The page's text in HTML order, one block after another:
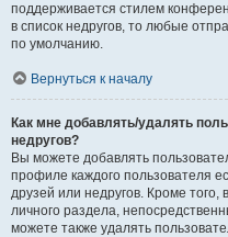
поддерживается стилем
в список недругов, то любые
по умолчанию.
Вернуться к началу
Как мне добавлять/удалять
недругов?
Вы можете добавлять
профиле каждого пользователя
друзей или недругов. Кроме
личного раздела,
можете также удалять